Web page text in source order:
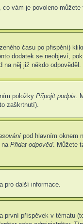
vám je povoleno
času po přispění)
dodatek se neobjeví,
na něj již někdo odpověděl.
položky Připojit podpis.
zaškrtnutí).
pod hlavním oknem
na Přidat odpověď. Můžete
pro další informace.
první příspěvek v tématu